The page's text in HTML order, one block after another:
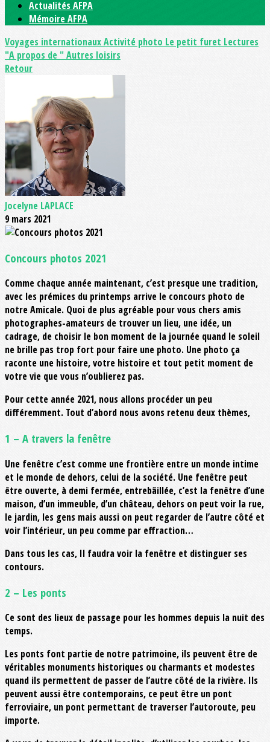
Actualités AFPA
Mémoire AFPA
Voyages internationauxActivité photo Le petit furet Lectures
"A propos de "Autres loisirs
Retour
Jocelyne LAPLACE
9 mars 2021
Concours photos 2021
Comme chaque année maintenant, c’est presque une tradition,
avec les prémices du printemps arrive le concours photo de
notre Amicale. Quoi de plus agréable pour vous chers amis
photographes-amateurs de trouver un lieu, une idée, un
cadrage, de choisir le bon moment de la journée quand le soleil
ne brille pas trop fort pour faire une photo. Une photo ça
raconte une histoire, votre histoire et tout petit moment de
votre vie que vous n’oublierez pas.
Pour cette année 2021, nous allons procéder un peu
différemment. Tout d’abord nous avons retenu deux thèmes,
1 – A travers la fenêtre
Une fenêtre c’est comme une frontière entre un monde intime
et le monde de dehors, celui de la société. Une fenêtre peut
être ouverte, à demi fermée, entrebâillée, c’est la fenêtre d’une
maison, d’un immeuble, d’un château, dehors on peut voir la rue,
le jardin, les gens mais aussi on peut regarder de l’autre côté et
voir l’intérieur, un peu comme par effraction…
Dans tous les cas, Il faudra voir la fenêtre et distinguer ses
contours.
2 – Les ponts
Ce sont des lieux de passage pour les hommes depuis la nuit des
temps.
Les ponts font partie de notre patrimoine, ils peuvent être de
véritables monuments historiques ou charmants et modestes
quand ils permettent de passer de l’autre côté de la rivière. Ils
peuvent aussi être contemporains, ce peut être un pont
ferroviaire, un pont permettant de traverser l’autoroute, peu
importe.